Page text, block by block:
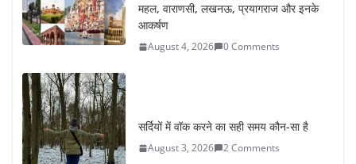
महल, वाराणसी, लखनऊ, प्रयागराज और इनके
आकर्षण
August 4, 2026 0 Comments
सर्दियों में वॉक करने का सही समय कौन-सा है
August 3, 2026 2 Comments